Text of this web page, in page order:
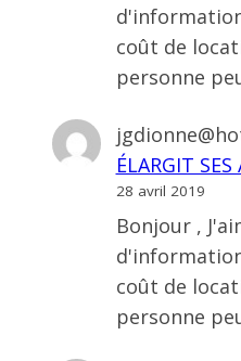
coût de
personne
ÉLARGIT
28 avril 2019
Bonjour ,
coût de
personne